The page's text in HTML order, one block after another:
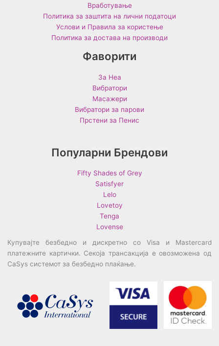
Вработување
Политика за заштита на лични податоци
Услови и Правила за користење
Политика за достава на производи
Фаворити
За Неа
Вибратори
Масажери
Вибратори за парови
Прстени за Пенис
Популарни Брендови
Fifty Shades of Grey
Satisfyer
Lelo
Lovetoy
Tenga
Lovense
Купувајте безбедно и дискретно со Visa и Mastercard
платежните картички. Секоја трансакција е овозможена од
CaSys системот за безбедно плаќање.